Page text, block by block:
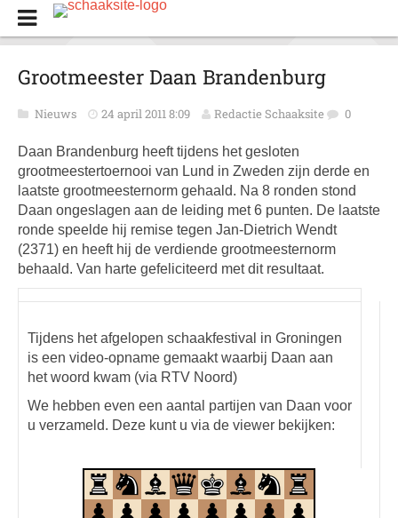
Grootmeester Daan Brandenburg
Nieuws 24 april 2011 8:09 Redactie Schaaksite 0
Daan Brandenburg heeft tijdens het gesloten
grootmeestertoernooi van Lund in Zweden zijn derde en
laatste grootmeesternorm gehaald. Na 8 ronden stond
Daan ongeslagen aan de leiding met 6 punten. De laatste
ronde speelde hij remise tegen Jan-Dietrich Wendt
(2371) en heeft hij de verdiende grootmeesternorm
behaald. Van harte gefeliciteerd met dit resultaat.
Tijdens het afgelopen schaakfestival in Groningen
is een video-opname gemaakt waarbij Daan aan
het woord kwam (via RTV Noord)
We hebben even een aantal partijen van Daan voor
u verzameld. Deze kunt u via de viewer bekijken: